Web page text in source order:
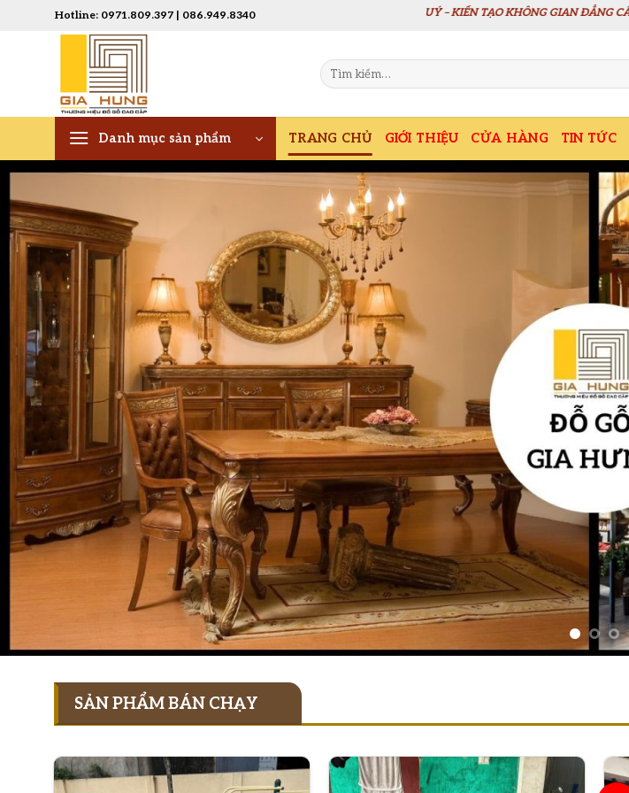
Hotline: 0971.809.397 | 086.949.8340
Tìm
kiếm:
Danh mục sản phẩm TRANG CHỦ GIỚI THIỆU CỬA HÀNG TIN TỨC
SẢN PHẨM BÁN CHẠY